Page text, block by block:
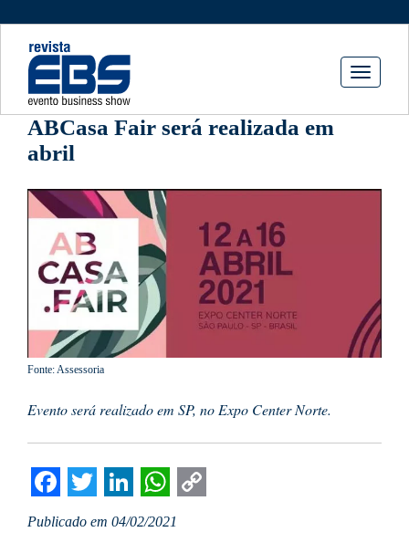
Toggle
ABCasa Fair será realizada em
abril
Fonte: Assessoria
Evento será realizado em SP, no Expo Center Norte.
Facebook
Twitter
LinkedIn
WhatsApp
Publicado em 04/02/2021